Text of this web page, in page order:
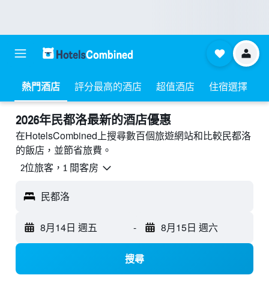
熱門酒店 評分最高的酒店 超值酒店 住宿選擇
2026年民都洛最新的酒店優惠
在HotelsCombined上搜尋數百個旅遊網站和比較民都洛
的飯店，並節省旅費。
2位旅客，1 間客房
民都洛
8月14日 週五 - 8月15日 週六
搜尋